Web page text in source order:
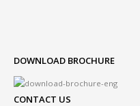
DOWNLOAD BROCHURE
CONTACT US